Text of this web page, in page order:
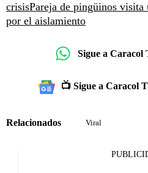
crisisPareja de pingüinos visita
por el aislamiento
Sigue a
📺 Sigue a Caracol
Relacionados Viral